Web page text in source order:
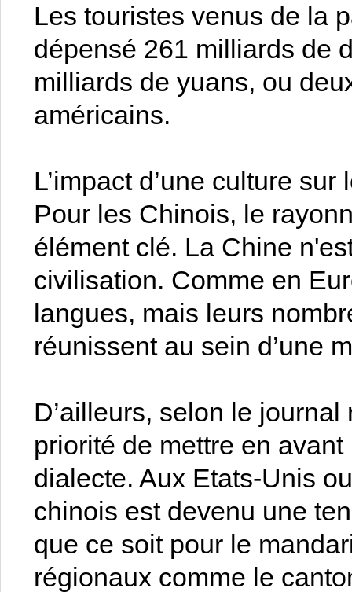
Les touristes venus de la
dépensé 261 milliards de
milliards de yuans, ou
américains.
L’impact d’une culture
Pour les Chinois, le
élément clé. La Chine
civilisation. Comme en
langues, mais leurs
réunissent au sein d’une
D’ailleurs, selon le
priorité de mettre en
dialecte. Aux Etats-Unis
chinois est devenu une
que ce soit pour le
régionaux comme le